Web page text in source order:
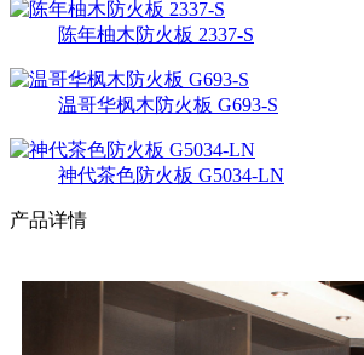
陈年柚木防火板 2337-S
温哥华枫木防火板 G693-S
神代茶色防火板 G5034-LN
产品详情